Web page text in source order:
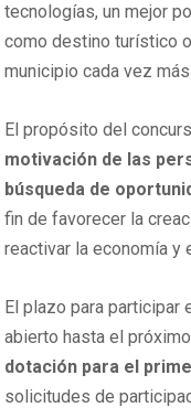
tecnologías, un mejor
como destino turístico
municipio cada vez
El propósito del
motivación de las
búsqueda de
fin de favorecer la
reactivar la economía y
El plazo para participar
abierto hasta el
dotación para el
solicitudes de